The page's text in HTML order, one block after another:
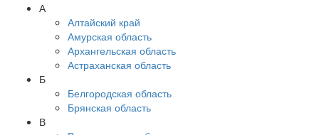
А
Алтайский край
Амурская область
Архангельская область
Астраханская область
Б
Белгородская область
Брянская область
В